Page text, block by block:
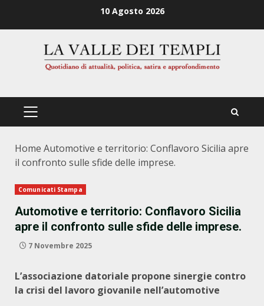
10 Agosto 2026
PRIMÄRES
Home Automotive e territorio: Conflavoro Sicilia apre
il confronto sulle sfide delle imprese.
Comunicati Stampa
Automotive e territorio: Conflavoro Sicilia
apre il confronto sulle sfide delle imprese.
7 Novembre 2025
L’associazione datoriale propone sinergie contro
la crisi del lavoro giovanile nell’automotive